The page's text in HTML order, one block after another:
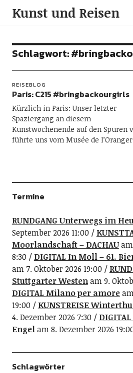
Kunst und Reisen
Schlagwort:
REISEBLOG
Paris: C215 #bringbackourgirls
Kürzlich in Paris: Unser letzter
Spaziergang an diesem
Kunstwochenende auf den Spuren
führte uns vom Musée de
Termine
RUNDGANG Unterwegs im
September 2026 11:00
Moorlandschaft – DACHAUam
8:30
DIGITAL In Moll – 61.
am 7. Oktober 2026 19:00
Stuttgarter Westenam 9.
DIGITAL Milano per amoream
19:00
KUNSTREISE
4. Dezember 2026 7:30
Engelam 8. Dezember 2026
Schlagwörter